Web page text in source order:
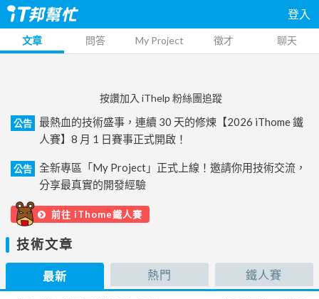
登入
文章 問答 My Project 徵才 聊天
按讚加入 iThelp 粉絲團追蹤
公告
最熱血的技術盛事，連續 30 天的修煉【2026 iThome 鐵
人賽】8 月 1 日賽事正式開啟！
公告
全新專區「My Project」正式上線！邀請你用技術交流，
分享最真實的開發經驗
前往 iThome鐵人賽
技術文章
最新 熱門 鐵人賽